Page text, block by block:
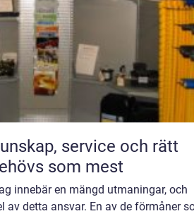
som mest
innebär en mängd utmaningar, och
av detta ansvar. En av de förmåner